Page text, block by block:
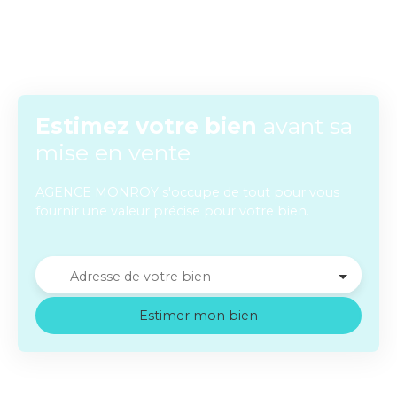
Estimez votre bien avant sa
mise en vente
AGENCE MONROY s'occupe de tout pour vous
fournir une valeur précise pour votre bien.
Adresse de votre bien
Estimer mon bien